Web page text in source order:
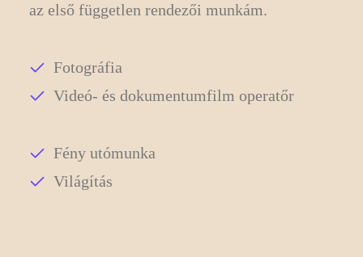
az első független rendezői munkám.
Fotográfia
Videó- és dokumentumfilm operatőr
Fény utómunka
Világítás